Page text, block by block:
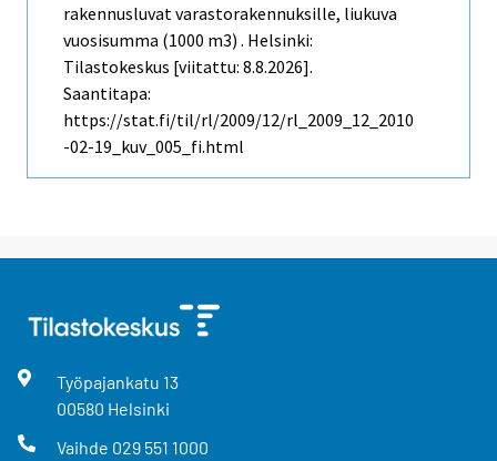
rakennusluvat varastorakennuksille, liukuva
vuosisumma (1000 m3) . Helsinki:
Tilastokeskus [viitattu: 8.8.2026].
Saantitapa:
https://stat.fi/til/rl/2009/12/rl_2009_12_2010
-02-19_kuv_005_fi.html
Työpajankatu 13
00580 Helsinki
Vaihde 029 551 1000